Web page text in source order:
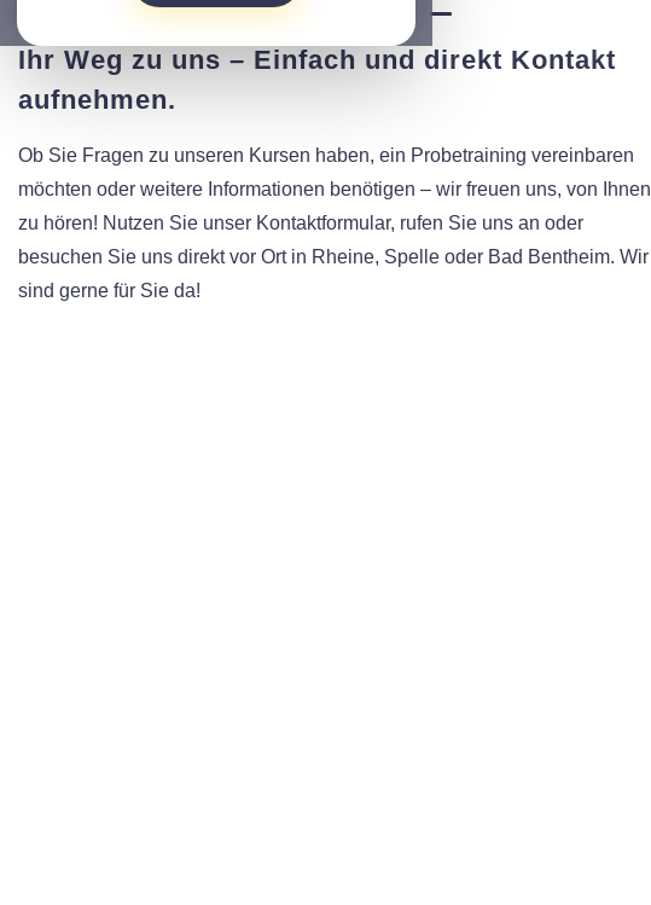
KONTAKT – WIR SIND FÜR SIE DA!
Ihr Weg zu uns – Einfach und direkt Kontakt
aufnehmen.
Ob Sie Fragen zu unseren Kursen haben, ein Probetraining vereinbaren
möchten oder weitere Informationen benötigen – wir freuen uns, von Ihnen
zu hören! Nutzen Sie unser Kontaktformular, rufen Sie uns an oder
besuchen Sie uns direkt vor Ort in Rheine, Spelle oder Bad Bentheim. Wir
sind gerne für Sie da!